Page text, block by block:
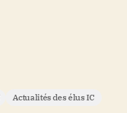
Actualités des élus IC